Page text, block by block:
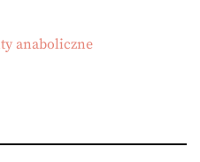
anaboliczne